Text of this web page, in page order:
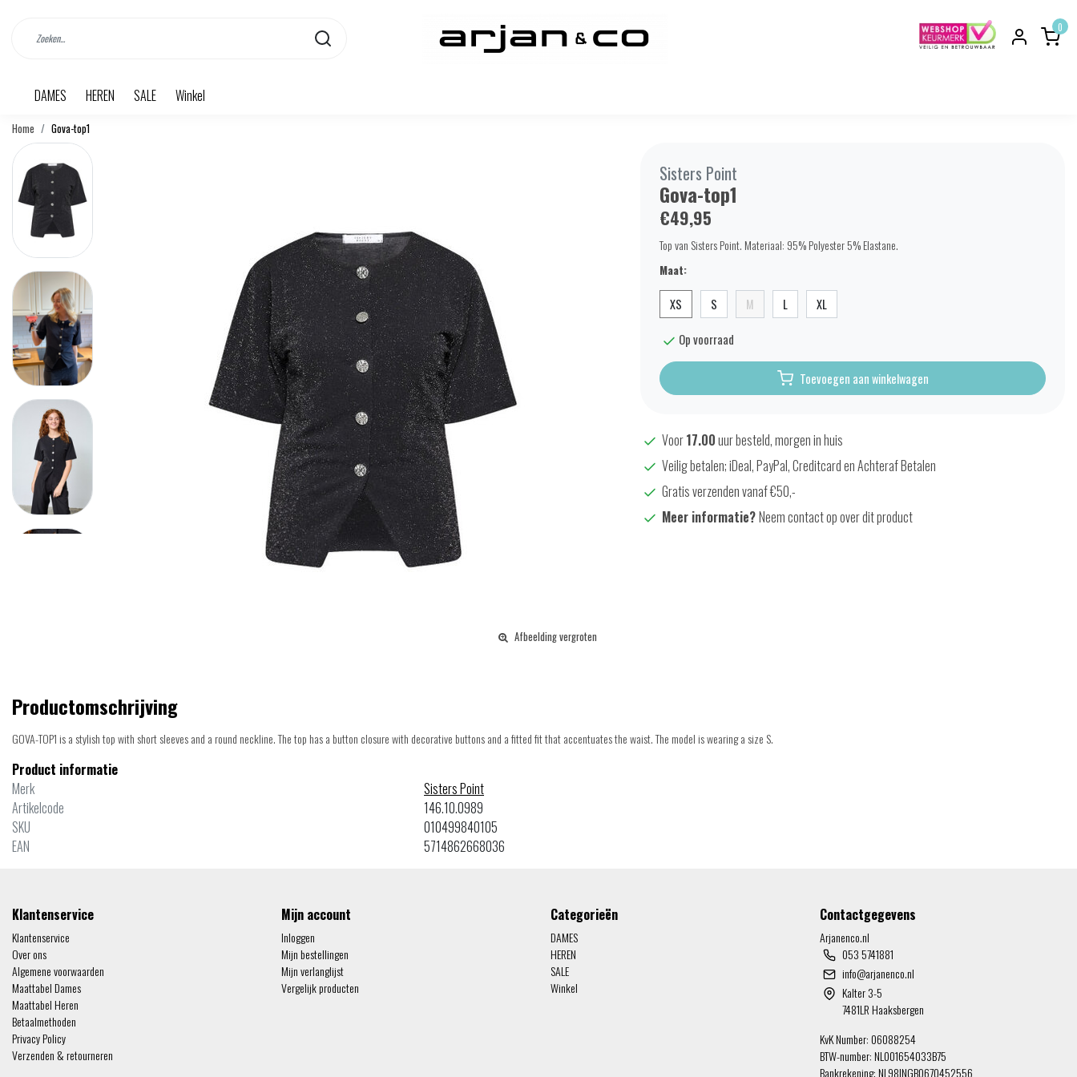
0
DAMES HEREN SALE Winkel
Home Gova-top1
Afbeelding vergroten
Sisters Point
Gova-top1
€49,95
Top van Sisters Point. Materiaal: 95% Polyester 5% Elastane.
Maat:
XS S M L XL
Op voorraad
Toevoegen aan winkelwagen
Voor17.00uur besteld, morgen in huis
Veilig betalen; iDeal, PayPal, Creditcard en Achteraf Betalen
Gratis verzenden vanaf €50,-
Meer informatie?Neem contact op over dit product
Productomschrijving
GOVA-TOP1 is a stylish top with short sleeves and a round neckline. The top has a button closure with decorative buttons and a fitted fit that accentuates the waist. The model is wearing a size S.
Product informatie
Merk
Sisters Point
Artikelcode
146.10.0989
SKU
010499840105
EAN
5714862668036
Klantenservice
Klantenservice
Over ons
Algemene voorwaarden
Maattabel Dames
Maattabel Heren
Betaalmethoden
Privacy Policy
Verzenden & retourneren
Mijn account
Inloggen
Mijn bestellingen
Mijn verlanglijst
Vergelijk producten
Categorieën
DAMES
HEREN
SALE
Winkel
Contactgegevens
Arjanenco.nl
053 5741881
info@arjanenco.nl
Kalter 3-5
7481LR Haaksbergen
KvK Number: 06088254
BTW-number: NL001654033B75
Bankrekening: NL98INGB0670452556